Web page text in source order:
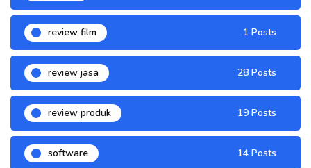
review film 1 Posts
review jasa 28 Posts
review produk 19 Posts
software 14 Posts